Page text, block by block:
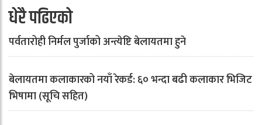
धेरै पढिएको
पर्वतारोही निर्मल पुर्जाको अन्त्येष्टि बेलायतमा हुने
बेलायतमा कलाकारको नयाँ रेकर्ड: ६० भन्दा बढी कलाकार भिजिट
भिषामा (सूचि सहित)